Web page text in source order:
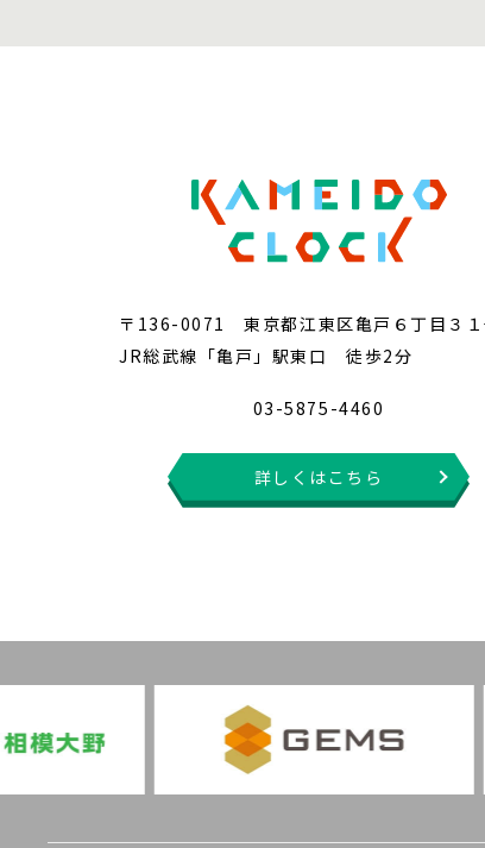
〒136-0071 東京都江東区亀戸６丁目３１
JR総武線「亀戸」駅東口 徒歩2分
03-5875-4460
詳しくはこちら